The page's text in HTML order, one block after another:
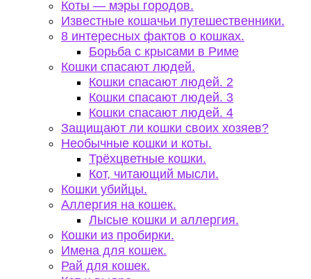
Коты — мэры городов.
Известные кошачьи путешественники.
8 интересных фактов о кошках.
Борьба с крысами в Риме
Кошки спасают людей.
Кошки спасают людей. 2
Кошки спасают людей. 3
Кошки спасают людей. 4
Защищают ли кошки своих хозяев?
Необычные кошки и коты.
Трёхцветные кошки.
Кот, читающий мысли.
Кошки убийцы.
Аллергия на кошек.
Лысые кошки и аллергия.
Кошки из пробирки.
Имена для кошек.
Рай для кошек.